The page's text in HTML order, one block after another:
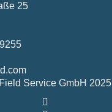
25
Service GmbH 2025